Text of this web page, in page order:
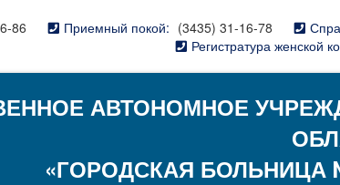
86 Приемный покой: (3435) 31-16-78
Регистратура женской
АВТОНОМНОЕ
«ГОРОДСКАЯ БОЛЬНИЦА